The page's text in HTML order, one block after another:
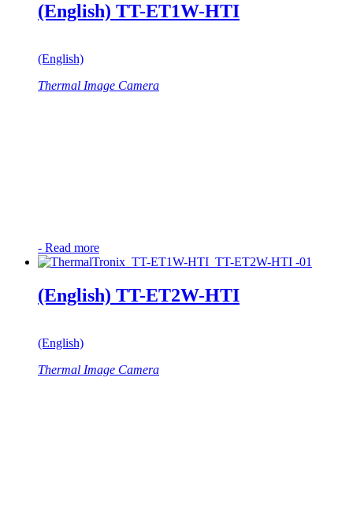
(English) TT-ET1W-HTI
(English)
Thermal Image Camera
- Read more
(English) TT-ET2W-HTI
(English)
Thermal Image Camera